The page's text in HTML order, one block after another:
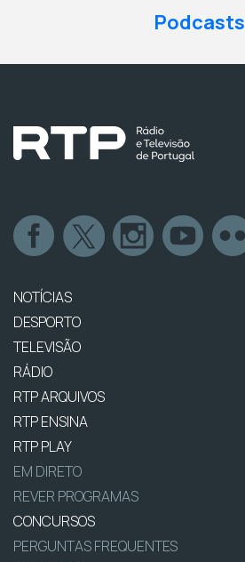
Podcasts
NOTÍCIAS
DESPORTO
TELEVISÃO
RÁDIO
RTP ARQUIVOS
RTP ENSINA
RTP PLAY
EM DIRETO
REVER PROGRAMAS
CONCURSOS
PERGUNTAS FREQUENTES